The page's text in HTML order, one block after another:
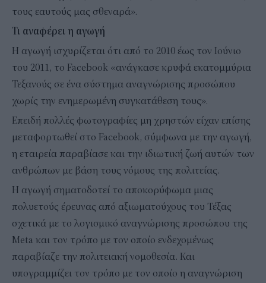
τους εαυτούς μας σθεναρά».
Τι αναφέρει η αγωγή
Η αγωγή ισχυρίζεται ότι από το 2010 έως τον Ιούνιο
του 2011, το Facebook «ανάγκασε κρυφά εκατομμύρια
Τεξανούς σε ένα σύστημα αναγνώρισης προσώπου
χωρίς την ενημερωμένη συγκατάθεση τους».
Επειδή πολλές φωτογραφίες μη χρηστών είχαν επίσης
μεταφορτωθεί στο Facebook, σύμφωνα με την αγωγή,
η εταιρεία παραβίασε και την ιδιωτική ζωή αυτών των
ανθρώπων με βάση τους νόμους της πολιτείας.
Η αγωγή σηματοδοτεί το αποκορύφωμα μιας
πολυετούς έρευνας από αξιωματούχους του Τέξας
σχετικά με το λογισμικό αναγνώρισης προσώπου της
Meta και τον τρόπο με τον οποίο ενδεχομένως
παραβίαζε την πολιτειακή νομοθεσία. Και
υπογραμμίζει τον τρόπο με τον οποίο η αναγνώριση